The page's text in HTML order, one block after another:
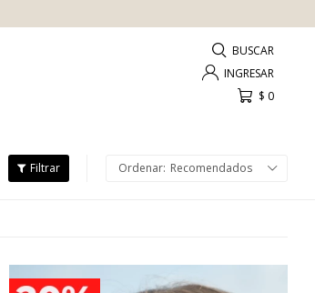
$ 0
Recomendados